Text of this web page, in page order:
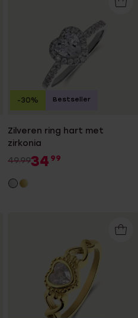
Zilveren ring hart met
zirkonia
49.9934 99
-30% Bestseller